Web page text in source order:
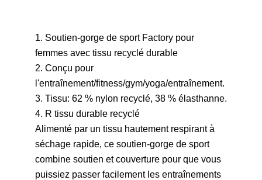
1. Soutien-gorge de sport Factory pour
femmes avec tissu recyclé durable
2. Conçu pour
l'entraînement/fitness/gym/yoga/entraînement.
3. Tissu: 62 % nylon recyclé, 38 % élasthanne.
4. R tissu durable recyclé
Alimenté par un tissu hautement respirant à
séchage rapide, ce soutien-gorge de sport
combine soutien et couverture pour que vous
puissiez passer facilement les entraînements